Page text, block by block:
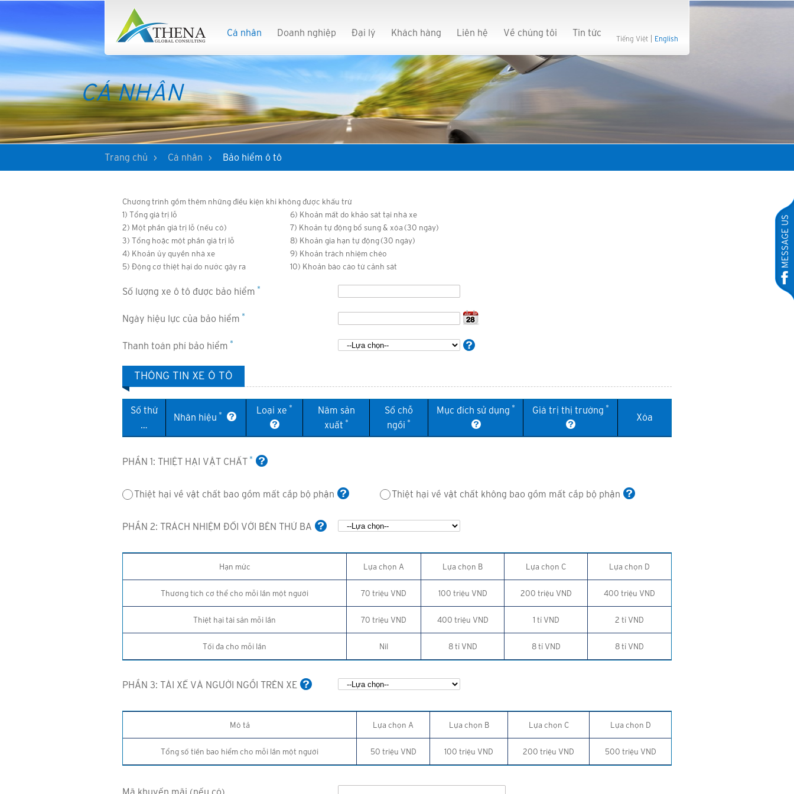
MESSAGE US
Cá nhân Doanh nghiệp Đại lý Khách hàng Liên hệ Về chúng tôi Tin tức
Tiếng Việt English
CÁ NHÂN
Trang chủ Cá nhân Bảo hiểm ô tô
Chương trình gồm thêm những điều kiện khi không được khấu trừ
1) Tổng giá trị lỗ
6) Khoản mất do khảo sát tại nhà xe
2) Một phần giá trị lỗ (nếu có)
7) Khoản tự động bổ sung & xóa (30 ngày)
3) Tổng hoặc một phần giá trị lỗ
8) Khoản gia hạn tự động (30 ngày)
4) Khoản ủy quyền nhà xe
9) Khoản trách nhiệm chéo
5) Động cơ thiệt hại do nước gây ra
10) Khoản báo cáo từ cảnh sát
Số lượng xe ô tô được bảo hiểm *
Ngày hiệu lực của bảo hiểm *
Thanh toán phí bảo hiểm *
THÔNG TIN XE Ô TÔ
Số thứ
…
Nhãn hiệu * Loại xe *
Năm sản
xuất *
Số chỗ
ngồi *
Mục đích sử dụng * Giá trị thị trường *
Xóa
PHẦN 1: THIỆT HẠI VẬT CHẤT *
Thiệt hại về vật chất bao gồm mất cắp bộ phận Thiệt hại về vật chất không bao gồm mất cắp bộ phận
PHẦN 2: TRÁCH NHIỆM ĐỐI VỚI BÊN THỨ BA
Hạn mức Lựa chọn A Lựa chọn B Lựa chọn C Lựa chọn D
Thương tích cơ thể cho mỗi lần một người 70 triệu VND 100 triệu VND 200 triệu VND 400 triệu VND
Thiệt hại tài sản mỗi lần 70 triệu VND 400 triệu VND 1 tỉ VND 2 tỉ VND
Tối đa cho mỗi lần Nil 8 tỉ VND 8 tỉ VND 8 tỉ VND
PHẦN 3: TÀI XẾ VÀ NGƯỜI NGỒI TRÊN XE
Mô tả Lựa chọn A Lựa chọn B Lựa chọn C Lựa chọn D
Tổng số tiền bao hiểm cho mỗi lần một người 50 triệu VND 100 triệu VND 200 triệu VND 500 triệu VND
Mã khuyến mãi (nếu có)